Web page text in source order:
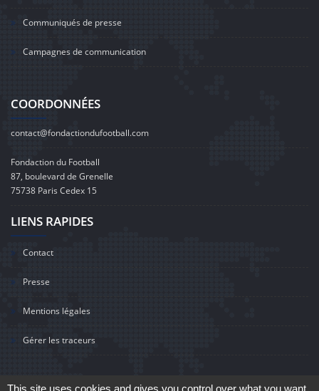
Communiqués de presse
Campagnes de communication
COORDONNÉES
contact@fondactiondufootball.com
Fondaction du Football
87, boulevard de Grenelle
75738 Paris Cedex 15
LIENS RAPIDES
Contact
Presse
Mentions légales
Gérer les traceurs
This site uses cookies and gives you control over what you want